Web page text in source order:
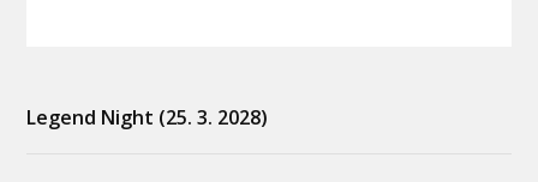
Legend Night (25. 3. 2028)